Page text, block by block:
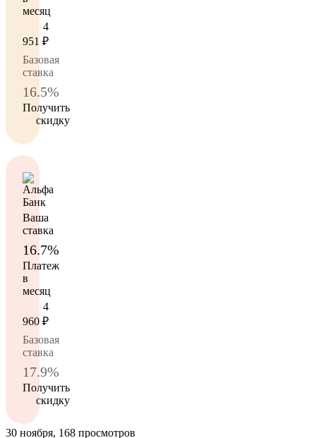
месяц
4
951 ₽
Базовая
ставка
16.5%
Получить
скидку
Ваша
ставка
16.7%
Платеж
в
месяц
4
960 ₽
Базовая
ставка
17.9%
Получить
скидку
30 ноября, 168 просмотров